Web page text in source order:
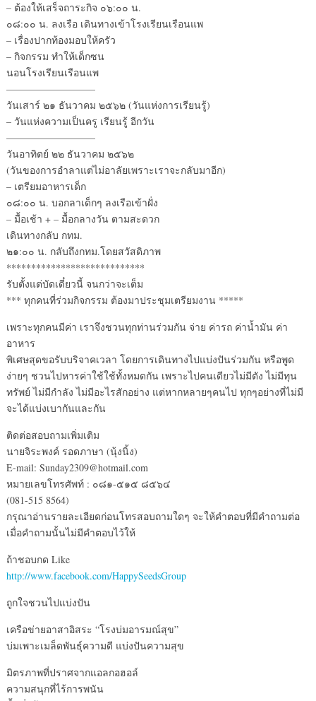
– ต้องให้เสร็จถาระกิจ ๐๖:๐๐ น.
๐๘:๐๐ น. ลงเรือ เดินทางเข้าโรงเรียนเรือนแพ
– เรื่องปากท้องมอบให้ครัว
– กิจกรรม ทำให้เด็กซน
นอนโรงเรียนเรือนแพ
—————————
วันเสาร์ ๒๑ ธันวาคม ๒๕๖๒ (วันแห่งการเรียนรู้)
– วันแห่งความเป็นครู เรียนรู้ อีกวัน
—————————
วันอาทิตย์ ๒๒ ธันวาคม ๒๕๖๒
(วันของการอำลาแต่ไม่อาลัยเพราะเราจะกลับมาอีก)
– เตรียมอาหารเด็ก
๐๘:๐๐ น. บอกลาเด็กๆ ลงเรือเข้าฝั่ง
– มื้อเช้า + – มื้อกลางวัน ตามสะดวก
เดินทางกลับ กทม.
๒๑:๐๐ น. กลับถึงกทม.โดยสวัสดิภาพ
****************************
รับตั้งแต่บัดเดี๋ยวนี้ จนกว่าจะเต็ม
*** ทุกคนที่ร่วมกิจกรรม ต้องมาประชุมเตรียมงาน *****
เพราะทุกคนมีค่า เราจึงชวนทุกท่านร่วมกัน จ่าย ค่ารถ ค่าน้ำมัน ค่า
อาหาร
พิเศษสุดขอรับบริจาคเวลา โดยการเดินทางไปแบ่งปันร่วมกัน หรือพูด
ง่ายๆ ชวนไปหารค่าใช้ใช้ทั้งหมดกัน เพราะไปคนเดียวไม่มีตัง ไม่มีทุน
ทรัพย์ ไม่มีกำลัง ไม่มีอะไรสักอย่าง แต่หากหลายๆคนไป ทุกๆอย่างที่ไม่มี
จะได้แบ่งเบากันและกัน
ติดต่อสอบถามเพิ่มเติม
นายจิระพงค์ รอดภาษา (นุ้งนิ้ง)
E-mail: Sunday2309@hotmail.com
หมายเลขโทรศัพท์ : ๐๘๑-๕๑๕ ๘๕๖๔
(081-515 8564)
กรุณาอ่านรายละเอียดก่อนโทรสอบถามใดๆ จะให้คำตอบที่มีคำถามต่อ
เมื่อคำถามนั้นไม่มีคำตอบไว้ให้
ถ้าชอบกด Like
http://www.facebook.com/HappySeedsGroup
ถูกใจชวนไปแบ่งปัน
เครือข่ายอาสาอิสระ “โรงบ่มอารมณ์สุข”
บ่มเพาะเมล็ดพันธุ์ความดี แบ่งปันความสุข
มิตรภาพที่ปราศจากแอลกอฮอล์
ความสนุกที่ไร้การพนัน